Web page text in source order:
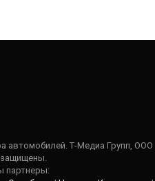
автомобилей. Т-Медиа Групп, ООО
партнеры: